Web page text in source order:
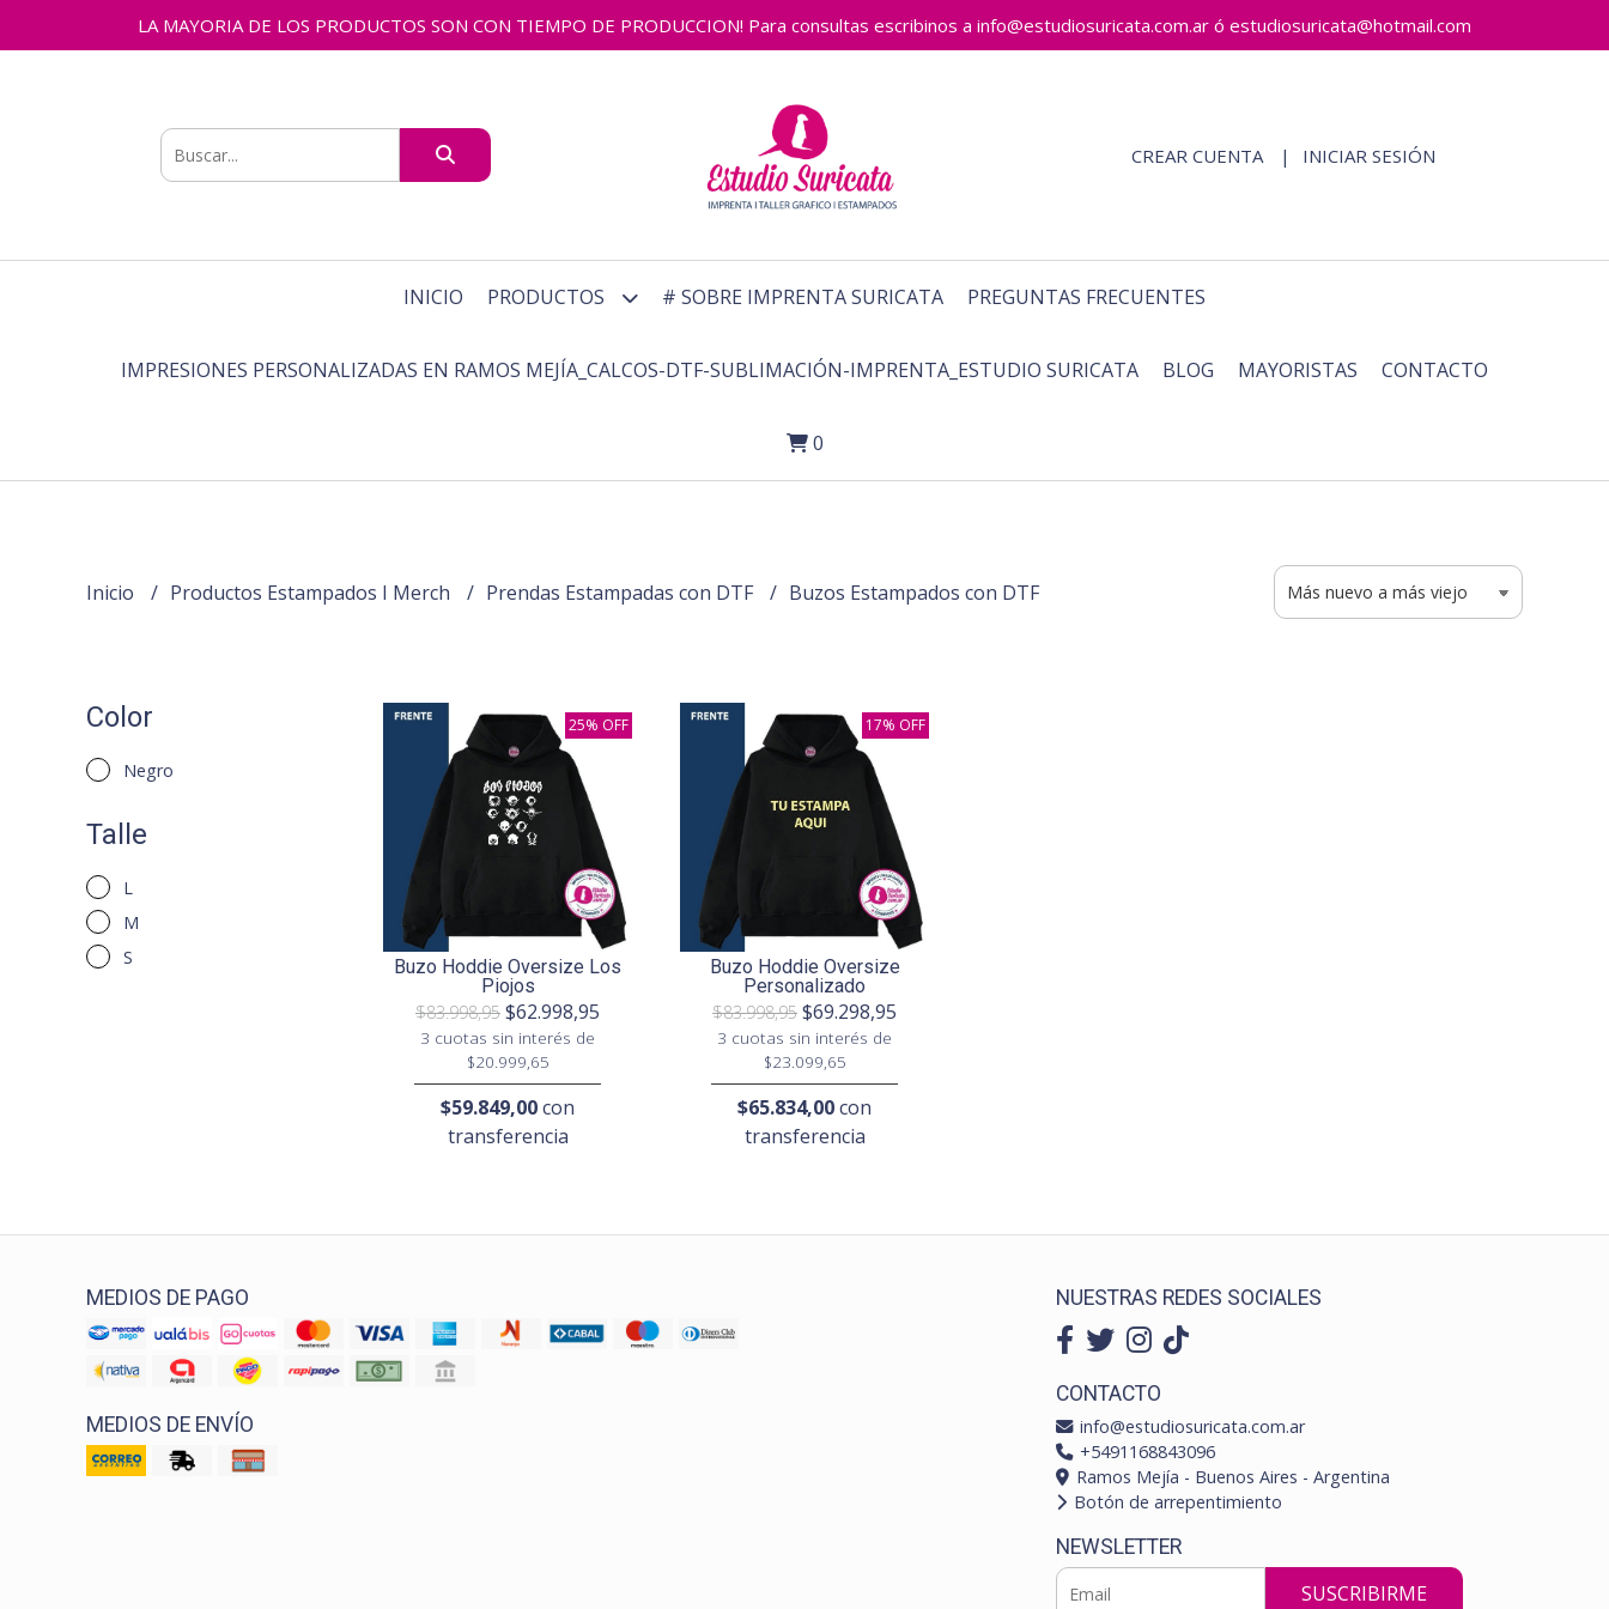
LA MAYORIA DE LOS PRODUCTOS SON CON TIEMPO DE PRODUCCION! Para consultas escribinos a info@estudiosuricata.com.ar ó estudiosuricata@hotmail.com
CREAR CUENTA INICIAR SESIÓN
INICIO PRODUCTOS # SOBRE IMPRENTA SURICATA PREGUNTAS FRECUENTES
IMPRESIONES PERSONALIZADAS EN RAMOS MEJÍA_CALCOS-DTF-SUBLIMACIÓN-IMPRENTA_ESTUDIO SURICATA BLOG MAYORISTAS CONTACTO
0
Inicio Productos Estampados I Merch Prendas Estampadas con DTF Buzos Estampados con DTF
Color
Negro
Talle
L
M
S
25% OFF
Buzo Hoddie Oversize Los
Piojos
$83.998,95 $62.998,95
3 cuotas sin interés de
$20.999,65
$59.849,00con
transferencia
17% OFF
Buzo Hoddie Oversize
Personalizado
$83.998,95 $69.298,95
3 cuotas sin interés de
$23.099,65
$65.834,00con
transferencia
MEDIOS DE PAGO
MEDIOS DE ENVÍO
NUESTRAS REDES SOCIALES
CONTACTO
info@estudiosuricata.com.ar
+5491168843096
Ramos Mejía - Buenos Aires - Argentina
Botón de arrepentimiento
NEWSLETTER
SUSCRIBIRME